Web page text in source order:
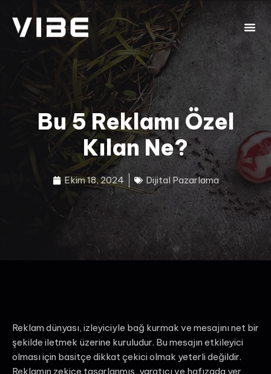
Bu 5 Reklamı Özel
Kılan Ne?
Ekim 18, 2024 Dijital Pazarlama
Reklam dünyası, izleyiciyle bağ kurmak ve mesajını net bir
şekilde iletmek üzerine kuruludur. Bu mesajın etkileyici
olması için basitçe dikkat çekici olmak yeterli değildir.
Reklamın zekice tasarlanmış, yaratıcı ve hafızada yer